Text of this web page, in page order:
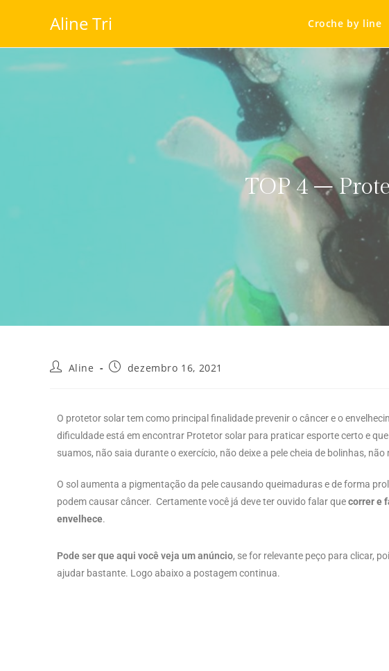
Aline Tri Croche by line
TOP 4 –
Aline dezembro 16, 2021
O protetor solar tem como principal finalidade prevenir o câncer e o
dificuldade está em encontrar Protetor solar para praticar esportecerto e
suamos, não saia durante o exercício, não deixe a pele cheia de bolinhas, não
O sol aumenta a pigmentação da pele causando queimaduras e de forma
podem causar câncer. Certamente você já deve ter ouvido falar quecorrer e
envelhece.
Pode ser que aqui você veja um anúncio, se for relevante peço para clicar,
ajudar bastante. Logo abaixo a postagem continua.